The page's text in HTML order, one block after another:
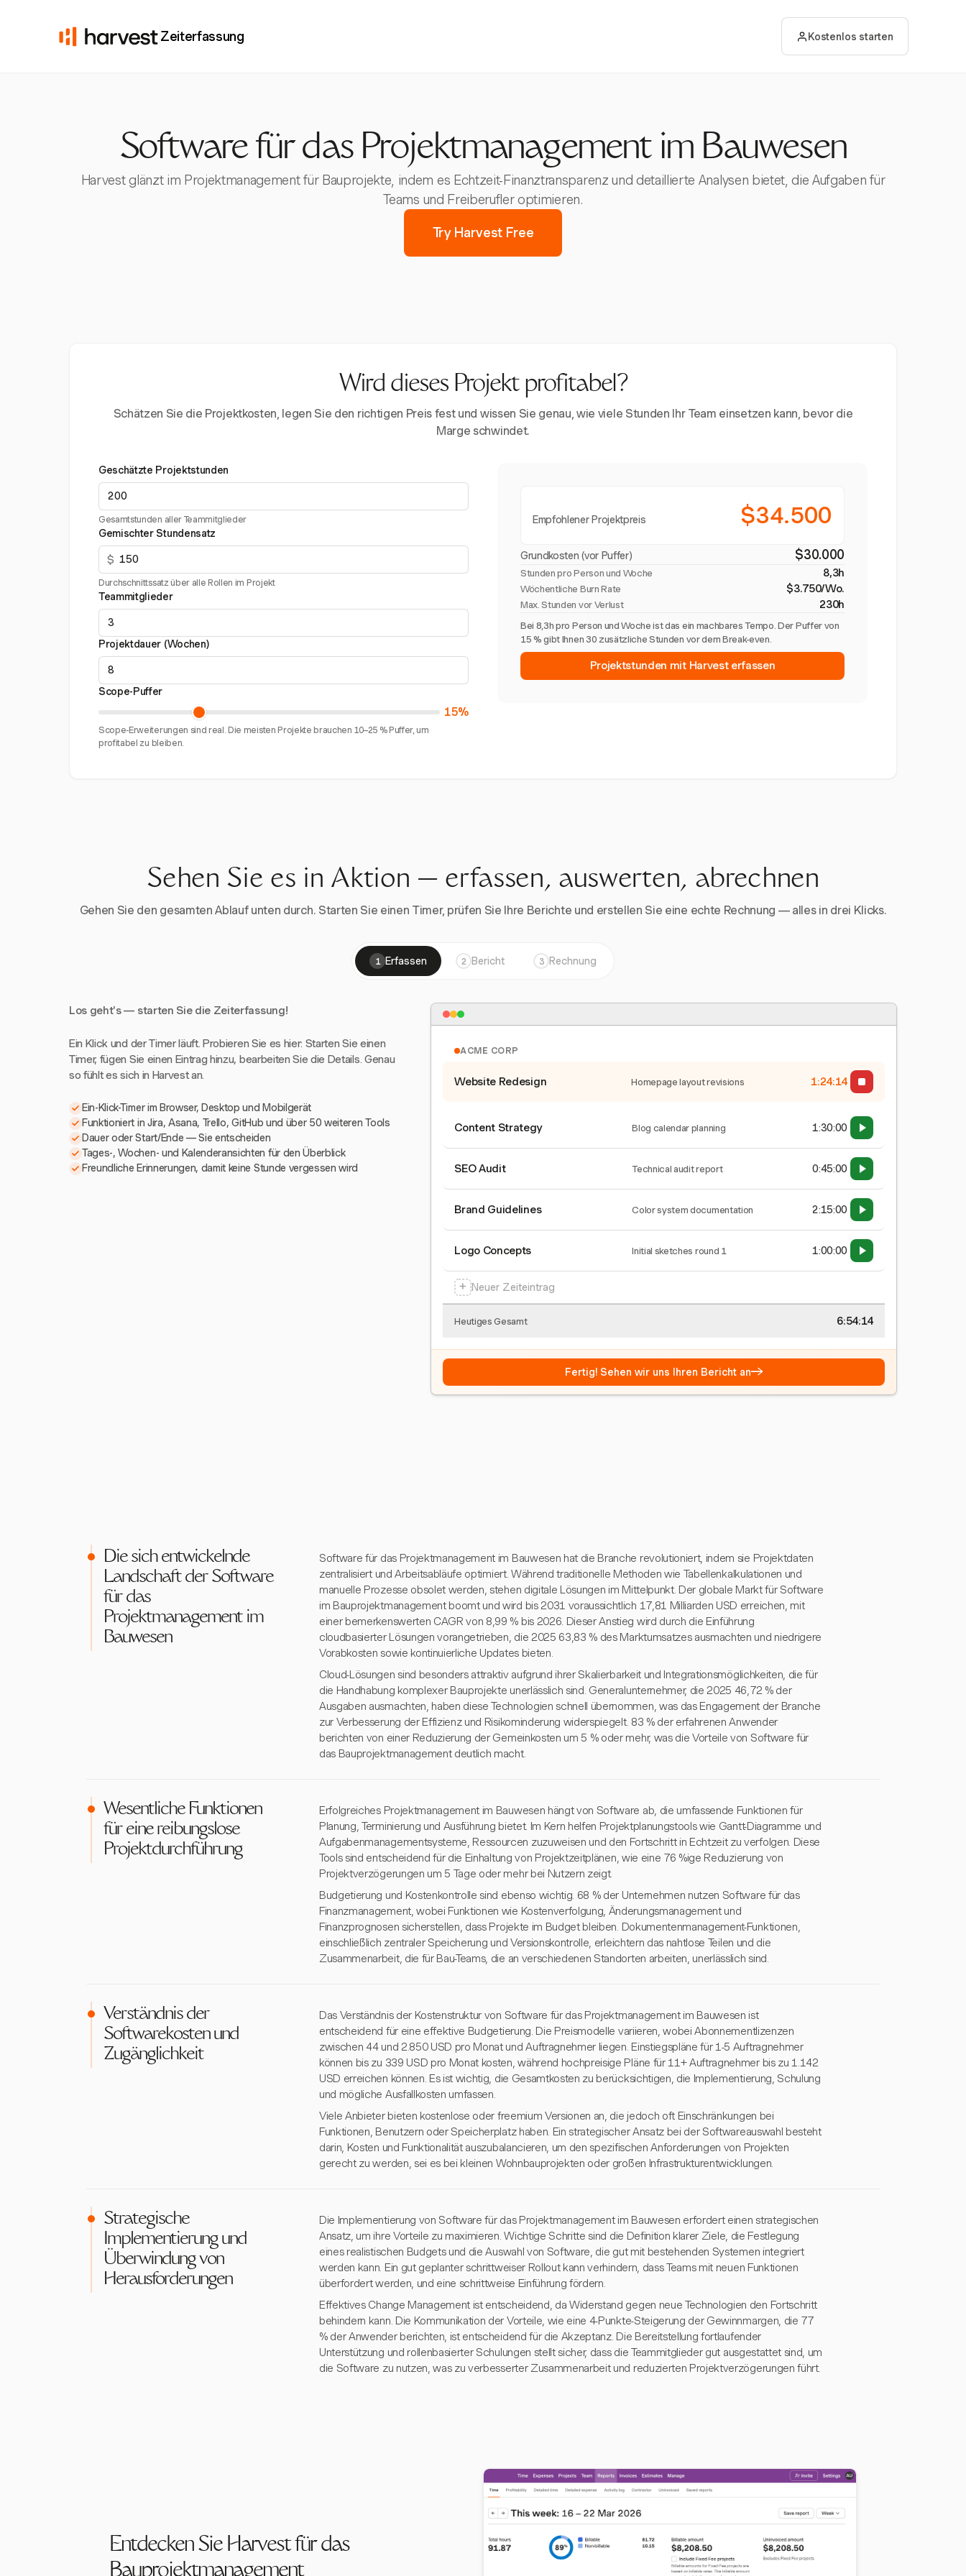
Zeiterfassung Kostenlos starten
Software für das Projektmanagement im Bauwesen
Harvest glänzt im Projektmanagement für Bauprojekte, indem es Echtzeit-Finanztransparenz und detaillierte Analysen bietet, die Aufgaben für
Teams und Freiberufler optimieren.
Try Harvest Free
Wird dieses Projekt profitabel?
Schätzen Sie die Projektkosten, legen Sie den richtigen Preis fest und wissen Sie genau, wie viele Stunden Ihr Team einsetzen kann, bevor die
Marge schwindet.
Geschätzte Projektstunden
Gesamtstunden aller Teammitglieder
Gemischter Stundensatz
$
Durchschnittssatz über alle Rollen im Projekt
Teammitglieder
Projektdauer (Wochen)
Scope-Puffer
15%
Scope-Erweiterungen sind real. Die meisten Projekte brauchen 10–25 % Puffer, um
profitabel zu bleiben.
Empfohlener Projektpreis $34.500
Grundkosten (vor Puffer) $30.000
Stunden pro Person und Woche 8,3h
Wöchentliche Burn Rate $3.750/Wo.
Max. Stunden vor Verlust 230h
Bei 8,3h pro Person und Woche ist das ein machbares Tempo. Der Puffer von
15 % gibt Ihnen 30 zusätzliche Stunden vor dem Break-even.
Projektstunden mit Harvest erfassen
Sehen Sie es in Aktion — erfassen, auswerten, abrechnen
Gehen Sie den gesamten Ablauf unten durch. Starten Sie einen Timer, prüfen Sie Ihre Berichte und erstellen Sie eine echte Rechnung — alles in drei Klicks.
1 Erfassen 2 Bericht 3 Rechnung
Los geht's — starten Sie die Zeiterfassung!
Ein Klick und der Timer läuft. Probieren Sie es hier: Starten Sie einen
Timer, fügen Sie einen Eintrag hinzu, bearbeiten Sie die Details. Genau
so fühlt es sich in Harvest an.
Ein-Klick-Timer im Browser, Desktop und Mobilgerät
Funktioniert in Jira, Asana, Trello, GitHub und über 50 weiteren Tools
Dauer oder Start/Ende — Sie entscheiden
Tages-, Wochen- und Kalenderansichten für den Überblick
Freundliche Erinnerungen, damit keine Stunde vergessen wird
ACME CORP
Website Redesign Homepage layout revisions 1:24:15
Content Strategy Blog calendar planning 1:30:00
SEO Audit Technical audit report 0:45:00
Brand Guidelines Color system documentation 2:15:00
Logo Concepts Initial sketches round 1 1:00:00
+ Neuer Zeiteintrag
Heutiges Gesamt 6:54:15
Fertig! Sehen wir uns Ihren Bericht an→
Die sich entwickelnde
Landschaft der Software
für das
Projektmanagement im
Bauwesen
Software für das Projektmanagement im Bauwesen hat die Branche revolutioniert, indem sie Projektdaten
zentralisiert und Arbeitsabläufe optimiert. Während traditionelle Methoden wie Tabellenkalkulationen und
manuelle Prozesse obsolet werden, stehen digitale Lösungen im Mittelpunkt. Der globale Markt für Software
im Bauprojektmanagement boomt und wird bis 2031 voraussichtlich 17,81 Milliarden USD erreichen, mit
einer bemerkenswerten CAGR von 8,99 % bis 2026. Dieser Anstieg wird durch die Einführung
cloudbasierter Lösungen vorangetrieben, die 2025 63,83 % des Marktumsatzes ausmachten und niedrigere
Vorabkosten sowie kontinuierliche Updates bieten.
Cloud-Lösungen sind besonders attraktiv aufgrund ihrer Skalierbarkeit und Integrationsmöglichkeiten, die für
die Handhabung komplexer Bauprojekte unerlässlich sind. Generalunternehmer, die 2025 46,72 % der
Ausgaben ausmachten, haben diese Technologien schnell übernommen, was das Engagement der Branche
zur Verbesserung der Effizienz und Risikominderung widerspiegelt. 83 % der erfahrenen Anwender
berichten von einer Reduzierung der Gemeinkosten um 5 % oder mehr, was die Vorteile von Software für
das Bauprojektmanagement deutlich macht.
Wesentliche Funktionen
für eine reibungslose
Projektdurchführung
Erfolgreiches Projektmanagement im Bauwesen hängt von Software ab, die umfassende Funktionen für
Planung, Terminierung und Ausführung bietet. Im Kern helfen Projektplanungstools wie Gantt-Diagramme und
Aufgabenmanagementsysteme, Ressourcen zuzuweisen und den Fortschritt in Echtzeit zu verfolgen. Diese
Tools sind entscheidend für die Einhaltung von Projektzeitplänen, wie eine 76 %ige Reduzierung von
Projektverzögerungen um 5 Tage oder mehr bei Nutzern zeigt.
Budgetierung und Kostenkontrolle sind ebenso wichtig. 68 % der Unternehmen nutzen Software für das
Finanzmanagement, wobei Funktionen wie Kostenverfolgung, Änderungsmanagement und
Finanzprognosen sicherstellen, dass Projekte im Budget bleiben. Dokumentenmanagement-Funktionen,
einschließlich zentraler Speicherung und Versionskontrolle, erleichtern das nahtlose Teilen und die
Zusammenarbeit, die für Bau-Teams, die an verschiedenen Standorten arbeiten, unerlässlich sind.
Verständnis der
Softwarekosten und
Zugänglichkeit
Das Verständnis der Kostenstruktur von Software für das Projektmanagement im Bauwesen ist
entscheidend für eine effektive Budgetierung. Die Preismodelle variieren, wobei Abonnementlizenzen
zwischen 44 und 2.850 USD pro Monat und Auftragnehmer liegen. Einstiegspläne für 1-5 Auftragnehmer
können bis zu 339 USD pro Monat kosten, während hochpreisige Pläne für 11+ Auftragnehmer bis zu 1.142
USD erreichen können. Es ist wichtig, die Gesamtkosten zu berücksichtigen, die Implementierung, Schulung
und mögliche Ausfallkosten umfassen.
Viele Anbieter bieten kostenlose oder freemium Versionen an, die jedoch oft Einschränkungen bei
Funktionen, Benutzern oder Speicherplatz haben. Ein strategischer Ansatz bei der Softwareauswahl besteht
darin, Kosten und Funktionalität auszubalancieren, um den spezifischen Anforderungen von Projekten
gerecht zu werden, sei es bei kleinen Wohnbauprojekten oder großen Infrastrukturentwicklungen.
Strategische
Implementierung und
Überwindung von
Herausforderungen
Die Implementierung von Software für das Projektmanagement im Bauwesen erfordert einen strategischen
Ansatz, um ihre Vorteile zu maximieren. Wichtige Schritte sind die Definition klarer Ziele, die Festlegung
eines realistischen Budgets und die Auswahl von Software, die gut mit bestehenden Systemen integriert
werden kann. Ein gut geplanter schrittweiser Rollout kann verhindern, dass Teams mit neuen Funktionen
überfordert werden, und eine schrittweise Einführung fördern.
Effektives Change Management ist entscheidend, da Widerstand gegen neue Technologien den Fortschritt
behindern kann. Die Kommunikation der Vorteile, wie eine 4-Punkte-Steigerung der Gewinnmargen, die 77
% der Anwender berichten, ist entscheidend für die Akzeptanz. Die Bereitstellung fortlaufender
Unterstützung und rollenbasierter Schulungen stellt sicher, dass die Teammitglieder gut ausgestattet sind, um
die Software zu nutzen, was zu verbesserter Zusammenarbeit und reduzierten Projektverzögerungen führt.
Entdecken Sie Harvest für das